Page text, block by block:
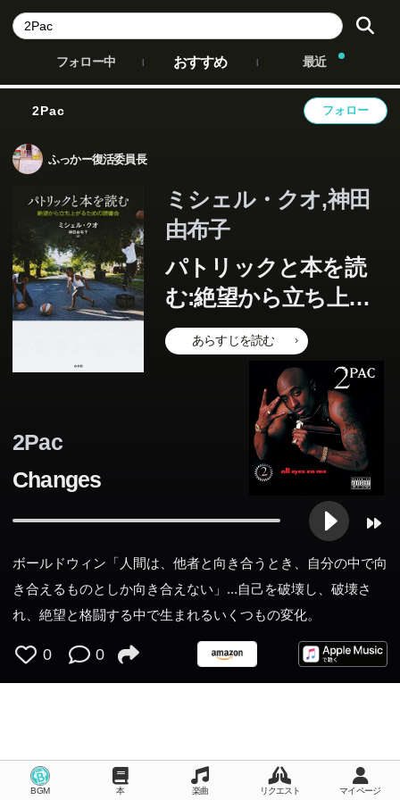
フォロー中 おすすめ 最近
2Pac フォロー
ふっかー復活委員長
ミシェル・クオ,神田
由布子
パトリックと本を読
む:絶望から立ち上が
るための読書会
あらすじを読む
この本のあらすじは準備中です。Amazonで読むこともでき
2Pac
Changes
ボールドウィン「人間は、他者と向き合うとき、自分の中で向
き合えるものとしか向き合えない」...自己を破壊し、破壊さ
れ、絶望と格闘する中で生まれるいくつもの変化。
0 0
BGM 本 楽曲 リクエスト マイページ